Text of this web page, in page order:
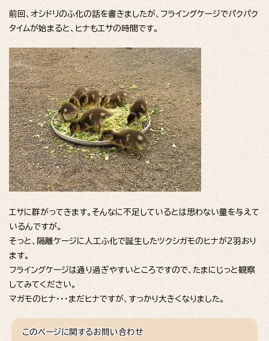
前回、オシドリのふ化の話を書きましたが、フライングケージでパクパク
タイムが始まると、ヒナもエサの時間です。
エサに群がってきます。そんなに不足しているとは思わない量を与えて
いるんですが。
そっと、隔離ケージに人工ふ化で誕生したツクシガモのヒナが2羽おり
ます。
フライングケージは通り過ぎやすいところですので、たまにじっと観察
してみてください。
マガモのヒナ・・・まだヒナですが、すっかり大きくなりました。
このページに関するお問い合わせ